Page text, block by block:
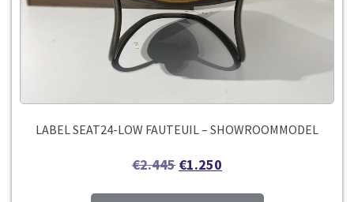
LABEL SEAT24-LOW FAUTEUIL – SHOWROOMMODEL
€2.445 €1.250